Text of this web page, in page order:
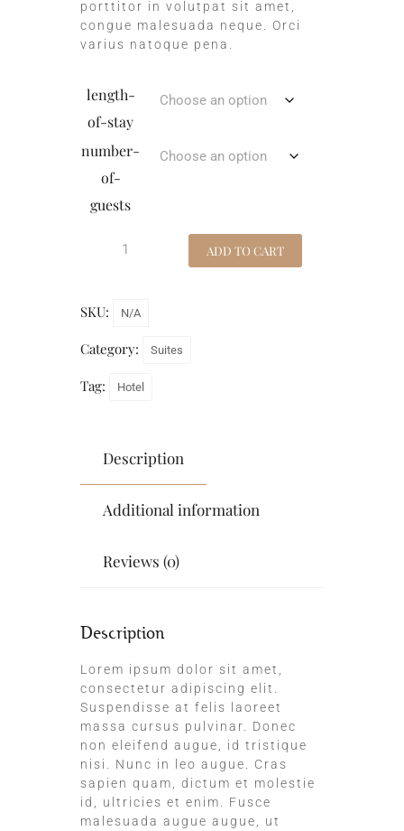
porttitor in volutpat sit amet,
congue malesuada neque. Orci
varius natoque pena.
length-
of-stay
number-
of-
guests
ADD TO CART
SKU: N/A
Category: Suites
Tag: Hotel
Description
Additional information
Reviews (0)
Description
Lorem ipsum dolor sit amet,
consectetur adipiscing elit.
Suspendisse at felis laoreet
massa cursus pulvinar. Donec
non eleifend augue, id tristique
nisi. Nunc in leo augue. Cras
sapien quam, dictum et molestie
id, ultricies et enim. Fusce
malesuada augue augue, ut